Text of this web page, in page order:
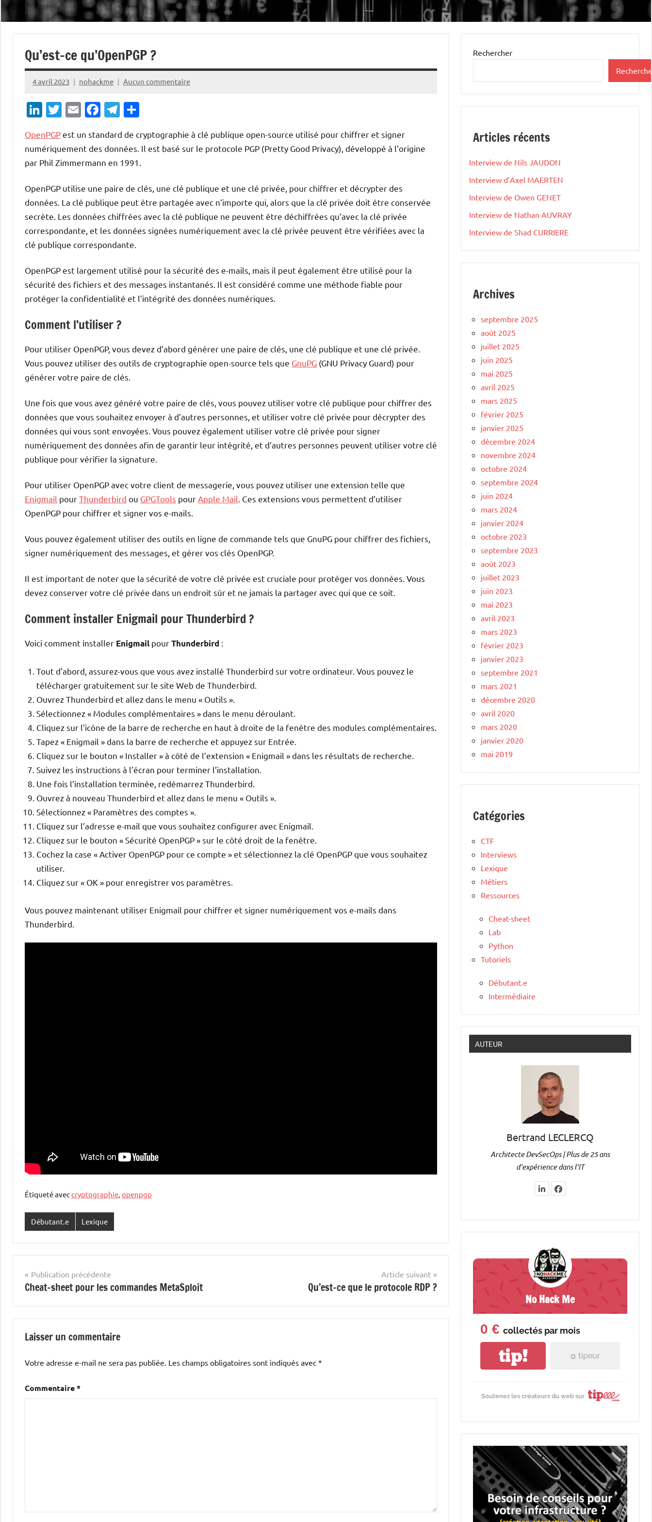
Qu’est-ce qu’OpenPGP ?
4 avril 2023 nohackme Aucun commentaire
LinkedIn
Twitter
EmailFacebook
Telegram
OpenPGPest un standard de cryptographie à clé publique open-source utilisé pour chiffrer et signer
numériquement des données. Il est basé sur le protocole PGP (Pretty Good Privacy), développé à l’origine
par Phil Zimmermann en 1991.
OpenPGP utilise une paire de clés, une clé publique et une clé privée, pour chiffrer et décrypter des
données. La clé publique peut être partagée avec n’importe qui, alors que la clé privée doit être conservée
secrète. Les données chiffrées avec la clé publique ne peuvent être déchiffrées qu’avec la clé privée
correspondante, et les données signées numériquement avec la clé privée peuvent être vérifiées avec la
clé publique correspondante.
OpenPGP est largement utilisé pour la sécurité des e-mails, mais il peut également être utilisé pour la
sécurité des fichiers et des messages instantanés. Il est considéré comme une méthode fiable pour
protéger la confidentialité et l’intégrité des données numériques.
Comment l’utiliser ?
Pour utiliser OpenPGP, vous devez d’abord générer une paire de clés, une clé publique et une clé privée.
Vous pouvez utiliser des outils de cryptographie open-source tels que GnuPG (GNU Privacy Guard) pour
générer votre paire de clés.
Une fois que vous avez généré votre paire de clés, vous pouvez utiliser votre clé publique pour chiffrer des
données que vous souhaitez envoyer à d’autres personnes, et utiliser votre clé privée pour décrypter des
données qui vous sont envoyées. Vous pouvez également utiliser votre clé privée pour signer
numériquement des données afin de garantir leur intégrité, et d’autres personnes peuvent utiliser votre clé
publique pour vérifier la signature.
Pour utiliser OpenPGP avec votre client de messagerie, vous pouvez utiliser une extension telle que
Enigmail pourThunderbird ou GPGTools pour Apple Mail . Ces extensions vous permettent d’utiliser
OpenPGP pour chiffrer et signer vos e-mails.
Vous pouvez également utiliser des outils en ligne de commande tels que GnuPG pour chiffrer des fichiers,
signer numériquement des messages, et gérer vos clés OpenPGP.
Il est important de noter que la sécurité de votre clé privée est cruciale pour protéger vos données. Vous
devez conserver votre clé privée dans un endroit sûr et ne jamais la partager avec qui que ce soit.
Comment installer Enigmail pour Thunderbird ?
Voici comment installer Enigmail pourThunderbird :
Tout d’abord, assurez-vous que vous avez installé Thunderbird sur votre ordinateur. Vous pouvez le
télécharger gratuitement sur le site Web de Thunderbird.
Ouvrez Thunderbird et allez dans le menu « Outils ».
Sélectionnez « Modules complémentaires » dans le menu déroulant.
Cliquez sur l’icône de la barre de recherche en haut à droite de la fenêtre des modules complémentaires.
Tapez « Enigmail » dans la barre de recherche et appuyez sur Entrée.
Cliquez sur le bouton « Installer » à côté de l’extension « Enigmail » dans les résultats de recherche.
Suivez les instructions à l’écran pour terminer l’installation.
Une fois l’installation terminée, redémarrez Thunderbird.
Ouvrez à nouveau Thunderbird et allez dans le menu « Outils ».
Sélectionnez « Paramètres des comptes ».
Cliquez sur l’adresse e-mail que vous souhaitez configurer avec Enigmail.
Cliquez sur le bouton « Sécurité OpenPGP » sur le côté droit de la fenêtre.
Cochez la case « Activer OpenPGP pour ce compte » et sélectionnez la clé OpenPGP que vous souhaitez
utiliser.
Cliquez sur « OK » pour enregistrer vos paramètres.
Vous pouvez maintenant utiliser Enigmail pour chiffrer et signer numériquement vos e-mails dans
Thunderbird.
Étiqueté aveccryptographie openpgp
Débutant.e Lexique
Navigation
de
l’article
Publication précédente
Cheat-sheet pour les commandes MetaSploit
Article suivant
Qu’est-ce que le protocole RDP ?
Laisser un commentaire
Votre adresse e-mail ne sera pas publiée. Les champs obligatoires sont indiqués avec *
Commentaire*
Rechercher
Articles récents
Interview de Nils JAUDON
Interview d’Axel MAERTEN
Interview de Owen GENET
Interview de Nathan AUVRAY
Interview de Shad CURRIERE
Archives
septembre 2025
août 2025
juillet 2025
juin 2025
mai 2025
avril 2025
mars 2025
février 2025
janvier 2025
décembre 2024
novembre 2024
octobre 2024
septembre 2024
juin 2024
mars 2024
janvier 2024
octobre 2023
septembre 2023
août 2023
juillet 2023
juin 2023
mai 2023
avril 2023
mars 2023
février 2023
janvier 2023
septembre 2021
mars 2021
décembre 2020
avril 2020
mars 2020
janvier 2020
mai 2019
Catégories
CTF
Interviews
Lexique
Métiers
Ressources
Cheat-sheet
Lab
Python
Tutoriels
Débutant.e
Intermédiaire
AUTEUR
Bertrand LECLERCQ
Architecte DevSecOps | Plus de 25 ans
d’expérience dans l’IT
No Hack Me
0 € collectés par mois
tip! 0 tipeur
Soutenez les créateurs du web sur